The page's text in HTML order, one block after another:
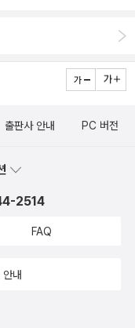
살림집은 하늘 높은 줄
. 후자의 경우, 장사가
(http://blog.aladin.co.
피아 같고, 이세돌은 집
, 그리 사치스러운 욕심
각이 난다.
용꿈을 꾸어 길몽이기
왕이면 독서처럼 토론을
해 서로 생각이 다를 수
를 배울 수 있을 거란 생
자국인 중국 역사는 자
게 기록한 것을 알았
여 기록한 것에 대응하
책을 펴게 한 것이 삼국
법으로 통해 편찬했습니
혼전이 좋습니다.우화
읽을 만합니다.전쟁소
재미도 있고 읽을만합
가능했는지 궁금하기도
출판사 안내 PC 버전
2514
FAQ
내